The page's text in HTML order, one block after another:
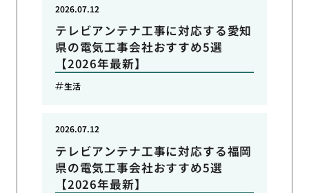
テレビアンテナ工事に対応する愛知
県の電気工事会社おすすめ5選
【2026年最新】
2026.07.12
生活
テレビアンテナ工事に対応する福岡
県の電気工事会社おすすめ5選
【2026年最新】
2026.07.12